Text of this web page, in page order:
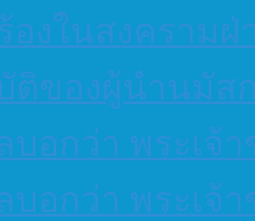
องในสงคราม
ของผู้นำนมัส
บอกว่า พระเจ้
บอกว่า พระเจ้